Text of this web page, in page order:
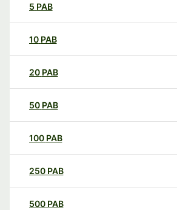
5 PAB
10 PAB
20 PAB
50 PAB
100 PAB
250 PAB
500 PAB